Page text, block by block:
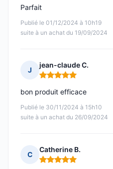
Publié le 01/12/2024 à 10h19
suite à un achat du 19/09/2024
Parfait
J
jean-claude C.
Note : 5 sur 5
Publié le 30/11/2024 à 15h10
suite à un achat du 26/09/2024
bon produit efficace
C
Catherine B.
Note : 5 sur 5